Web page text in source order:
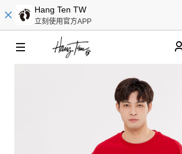
Hang Ten TW
立刻使用官方APP